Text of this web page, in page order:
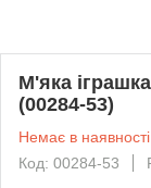
М'яка
(00284-53)
Немає в наявності
Код: 00284-53